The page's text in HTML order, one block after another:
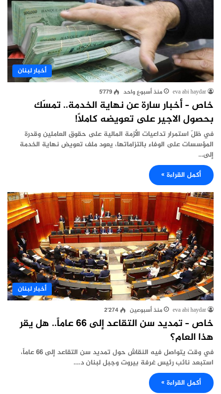
أخبار لبنان
eva abi haydar منذ أسبوع واحد 5٬779
خاص – أخبار سارة عن نهاية الخدمة.. تمسّك
بحصول الاجير على تعويضه كاملاً!
في ظلّ استمرار تداعيات الأزمة المالية على حقوق العاملين وقدرة
المؤسسات على الوفاء بالتزاماتها، يعود ملف تعويض نهاية الخدمة
إلى…
أكمل القراءة »
أخبار لبنان
eva abi haydar منذ أسبوعين 2٬274
خاص – تمديد سن التقاعد إلى 66 عاماً.. هل يقر
هذا العام؟
في وقت يتواصل فيه النقاش حول تمديد سن التقاعد إلى 66 عاماً،
استبعد نائب رئيس غرفة بيروت وجبل لبنان د.…
أكمل القراءة »